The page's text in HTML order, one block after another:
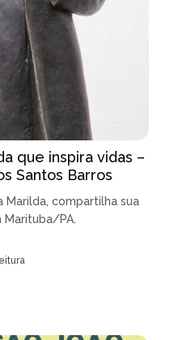
que inspira vidas –
Santos Barros
Marilda, compartilha sua
PA.